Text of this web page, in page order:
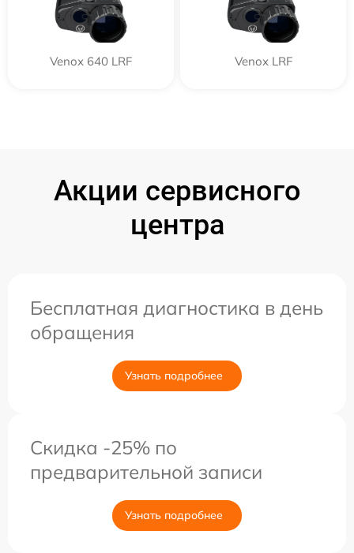
Venox 640 LRF Venox LRF
Акции сервисного
центра
Бесплатная диагностика в день
обращения
Узнать подробнее
Скидка -25% по
предварительной записи
Узнать подробнее